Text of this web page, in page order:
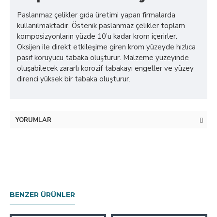
Paslanmaz çelikler gıda üretimi yapan firmalarda
kullanılmaktadır. Östenik paslanmaz çelikler toplam
komposizyonların yüzde 10’u kadar krom içerirler.
Oksijen ile direkt etkileşime giren krom yüzeyde hızlıca
pasif koruyucu tabaka oluşturur. Malzeme yüzeyinde
oluşabilecek zararlı korozif tabakayı engeller ve yüzey
direnci yüksek bir tabaka oluşturur.
YORUMLAR
BENZER ÜRÜNLER